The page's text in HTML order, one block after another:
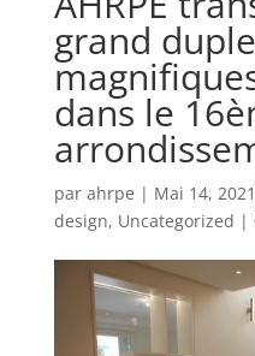
grand
dans le
par ahrpe | Mai 14, 2021
design, Uncategorized |